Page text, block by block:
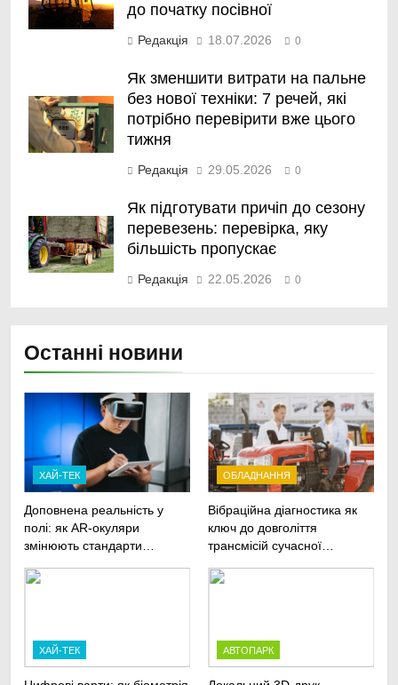
до початку посівної
Редакція 18.07.2026 0
Як зменшити витрати на пальне
без нової техніки: 7 речей, які
потрібно перевірити вже цього
тижня
Редакція 29.05.2026 0
Як підготувати причіп до сезону
перевезень: перевірка, яку
більшість пропускає
Редакція 22.05.2026 0
Останні новини
ХАЙ-ТЕК
Доповнена реальність у
полі: як AR-окуляри
змінюють стандарти
сільськогосподарської
ОБЛАДНАННЯ
Вібраційна діагностика як
ключ до довголіття
трансмісій сучасної
ХАЙ-ТЕК АВТОПАРК